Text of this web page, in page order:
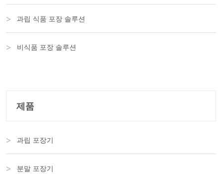
과립 식품 포장 솔루션
비식품 포장 솔루션
제품
과립 포장기
분말 포장기